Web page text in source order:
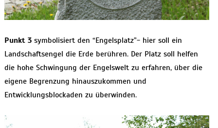
Punkt 3symbolisiert den “Engelsplatz”- hier soll ein
Landschaftsengel die Erde berühren. Der Platz soll helfen
die hohe Schwingung der Engelswelt zu erfahren, über die
eigene Begrenzung hinauszukommen und
Entwicklungsblockaden zu überwinden.